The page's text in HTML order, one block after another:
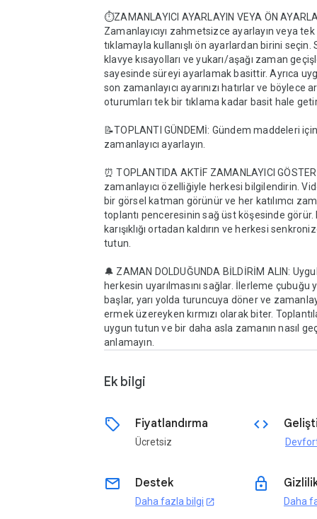
⏱️ZAMANLAYICI AYARLAYIN VEYA ÖN
Zamanlayıcıyı zahmetsizce ayarlayın veya
tıklamayla kullanışlı ön ayarlardan birini seçin.
klavye kısayolları ve yukarı/aşağı zaman
sayesinde süreyi ayarlamak basittir. Ayrıca
son zamanlayıcı ayarınızı hatırlar ve böylece
oturumları tek bir tıklama kadar basit hale
📝TOPLANTI GÜNDEMİ: Gündem maddeleri
zamanlayıcı ayarlayın.
⏰ TOPLANTIDA AKTİF ZAMANLAYICI
zamanlayıcı özelliğiyle herkesi bilgilendirin.
bir görsel katman görünür ve her katılımcı
toplantı penceresinin sağ üst köşesinde görür.
karışıklığı ortadan kaldırın ve herkesi
tutun.
🔔 ZAMAN DOLDUĞUNDA BİLDİRİM ALIN:
herkesin uyarılmasını sağlar. İlerleme çubuğu
başlar, yarı yolda turuncuya döner ve
ermek üzereyken kırmızı olarak biter.
uygun tutun ve bir daha asla zamanın nasıl
Ek bilgi
sell Fiyatlandırma
Ücretsiz
code
email Destek
Daha fazla bilgi open_in_new
lock
Daha